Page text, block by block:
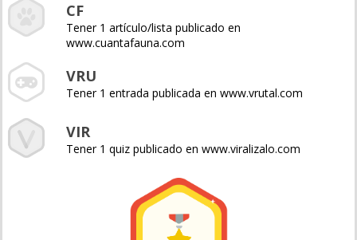
CF
Tener 1 artículo/lista publicado en
www.cuantafauna.com
VRU
Tener 1 entrada publicada en www.vrutal.com
VIR
Tener 1 quiz publicado en www.viralizalo.com